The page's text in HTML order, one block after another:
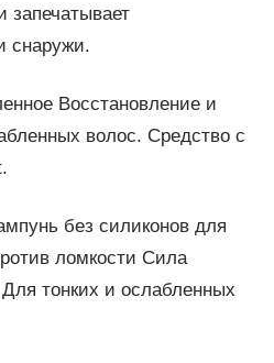
запечатывает
снаружи.
Восстановление и
волос. Средство с
без силиконов для
ломкости Сила
тонких и ослабленных